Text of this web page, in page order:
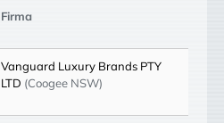
Firma
Vanguard Luxury Brands PTY
LTD (Coogee NSW)